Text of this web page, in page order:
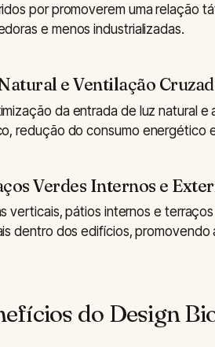
por promoverem uma relação
e menos industrializadas.
e Ventilação
da entrada de luz natural
redução do consumo energético
Verdes Internos e
verticais, pátios internos e
dentro dos edifícios, promovendo
do Design